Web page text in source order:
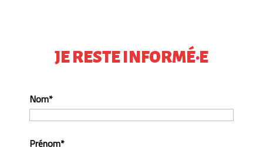
JE RESTE INFORMÉ·E
Nom*
Prénom*